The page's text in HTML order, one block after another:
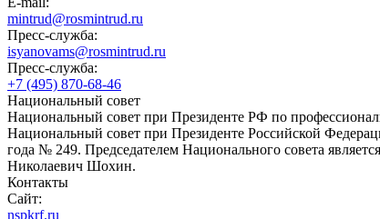
mintrud@rosmintrud.ru
Пресс-служба:
isyanovams@rosmintrud.ru
Пресс-служба:
+7 (495) 870-68-46
Национальный совет
Национальный совет при Президенте РФ по
Национальный совет при Президенте Российской
года № 249. Председателем Национального совета
Николаевич Шохин.
Контакты
Сайт:
nspkrf.ru